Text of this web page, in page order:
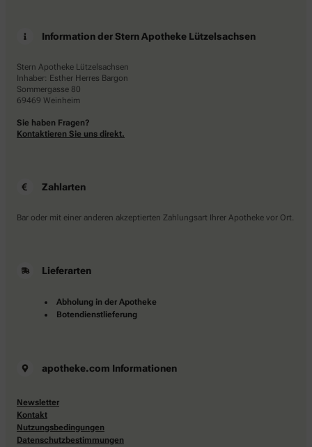
Information der Stern Apotheke Lützelsachsen
Stern Apotheke Lützelsachsen
Inhaber: Esther Herres Bargon
Sommergasse 80
69469 Weinheim
Sie haben Fragen?
Kontaktieren Sie uns direkt.
Zahlarten
Bar oder mit einer anderen akzeptierten Zahlungsart Ihrer Apotheke vor Ort.
Lieferarten
Abholung in der Apotheke
Botendienstlieferung
apotheke.com Informationen
Newsletter
Kontakt
Nutzungsbedingungen
Datenschutzbestimmungen